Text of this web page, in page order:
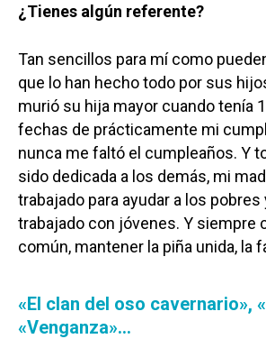
¿Tienes algún referente?
Tan sencillos para mí como
que lo han hecho todo por sus
murió su hija mayor cuando tenía
fechas de prácticamente mi
nunca me faltó el cumpleaños. Y
sido dedicada a los demás, mi
trabajado para ayudar a los pobres
trabajado con jóvenes. Y siempre
común, mantener la piña unida, la
«El clan del oso cavernario»,
«Venganza»…